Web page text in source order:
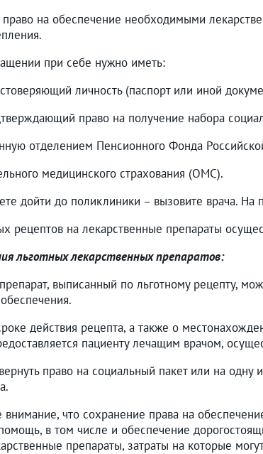
на обеспечение необходимыми
при себе нужно иметь:
личность (паспорт или иной
право на получение набора
отделением Пенсионного Фонда
медицинского страхования (ОМС).
дойти до поликлиники – вызовите врача. На
рецептов на лекарственные препараты
льготных лекарственных препаратов:
выписанный по льготному рецепту,
действия рецепта, а также о
пациенту лечащим врачом,
право на социальный пакет или на
что сохранение права на
в том числе и обеспечение
препараты, затраты на которые